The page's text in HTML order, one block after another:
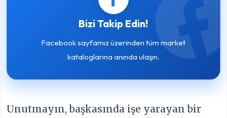
Bizi Takip Edin!
Facebook sayfamız üzerinden tüm market
kataloglarına anında ulaşın.
Unutmayın, başkasında işe yarayan bir